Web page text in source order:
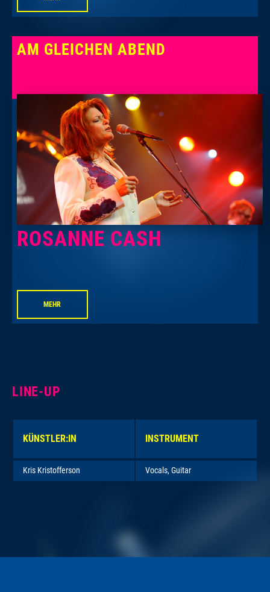
AM GLEICHEN ABEND
ROSANNE CASH
MEHR
LINE-UP
KÜNSTLER:IN INSTRUMENT
Kris Kristofferson Vocals, Guitar